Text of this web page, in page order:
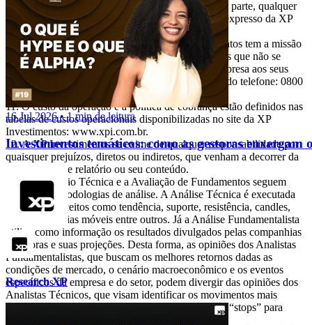
16 Jul 2026 • 1 min de leitura
Investimentos temáticos: como as gestoras
Research XP
redistribuição para qualquer pessoa, no todo ou em parte, qualquer
que seja o propósito, sem o prévio consentimento expresso da XP
Investimentos.
0800 77 20202. A Ouvidoria da XP Investimentos tem a missão
de servir de canal de contato sempre que os clientes que não se
sentirem satisfeitos com as soluções dadas pela empresa aos seus
problemas. O contato pode ser realizado por meio do telefone: 0800
722 3710.
O custo da operação e a política de cobrança estão definidos nas
tabelas de custos operacionais disponibilizadas no site da XP
Investimentos: www.xpi.com.br.
A XP Investimentos se exime de qualquer responsabilidade por
quaisquer prejuízos, diretos ou indiretos, que venham a decorrer da
utilização deste relatório ou seu conteúdo.
A Avaliação Técnica e a Avaliação de Fundamentos seguem
diferentes metodologias de análise. A Análise Técnica é executada
seguindo conceitos como tendência, suporte, resistência, candles,
volumes, médias móveis entre outros. Já a Análise Fundamentalista
utiliza como informação os resultados divulgados pelas companhias
emissoras e suas projeções. Desta forma, as opiniões dos Analistas
Fundamentalistas, que buscam os melhores retornos dadas as
condições de mercado, o cenário macroeconômico e os eventos
específicos da empresa e do setor, podem divergir das opiniões dos
Analistas Técnicos, que visam identificar os movimentos mais
prováveis dos preços dos ativos, com utilização de “stops” para